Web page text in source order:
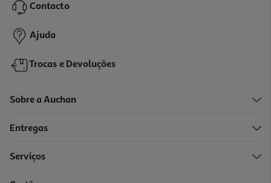
16,90 € PVP de editor
15,21 €
-10%
Contacto
Ajuda
Trocas e Devoluções
Sobre a Auchan
Entregas
Serviços